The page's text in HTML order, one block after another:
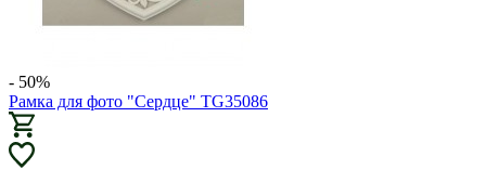
- 50%
Рамка для фото "Сердце" TG35086